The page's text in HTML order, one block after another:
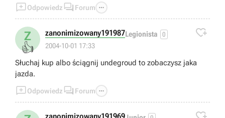
Odpowiedz  Forum 
Z
👍
zanonimizowany191987Legionista 0
2004-10-01 17:33

Słuchaj kup albo ściągnij undegroud to zobaczysz jaka
jazda.
Odpowiedz  Forum 